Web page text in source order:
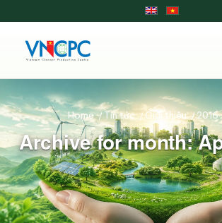
Archive for month:
Home / Tin tức /Giới thiệu /2016